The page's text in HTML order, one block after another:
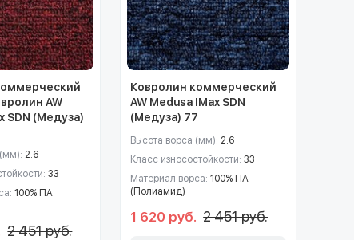
AW
SDN (Медуза)
2.6
33
100% ПА
2 451 руб.
Ковролин коммерческий
AW Medusa IMax SDN
(Медуза) 77
Высота ворса (мм): 2.6
Класс износостойкости:33
Материал ворса:100% ПА
(Полиамид)
1 620 руб. 2 451 руб.